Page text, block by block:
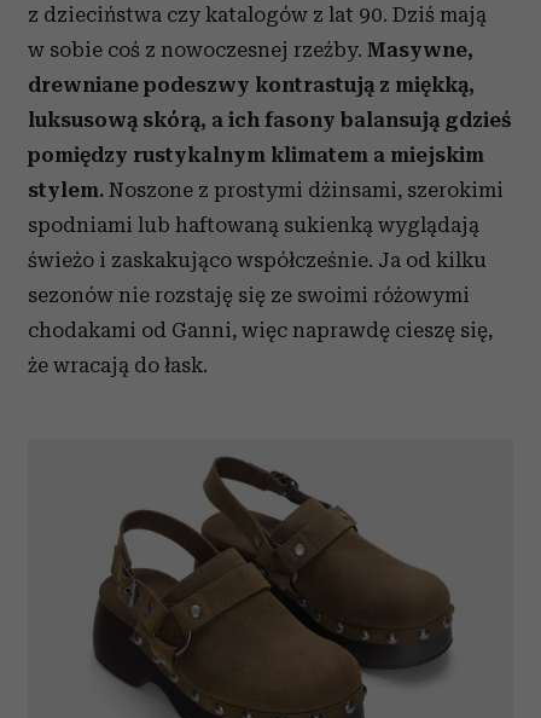
z dzieciństwa czy katalogów z lat 90. Dziś mają
w sobie coś z nowoczesnej rzeźby. Masywne,
drewniane podeszwy kontrastują z miękką,
luksusową skórą, a ich fasony balansują gdzieś
pomiędzy rustykalnym klimatem a miejskim
stylem. Noszone z prostymi dżinsami, szerokimi
spodniami lub haftowaną sukienką wyglądają
świeżo i zaskakująco współcześnie. Ja od kilku
sezonów nie rozstaję się ze swoimi różowymi
chodakami od Ganni, więc naprawdę cieszę się,
że wracają do łask.